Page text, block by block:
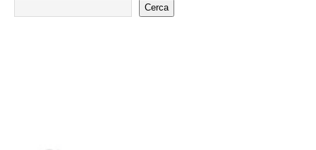
Cerca